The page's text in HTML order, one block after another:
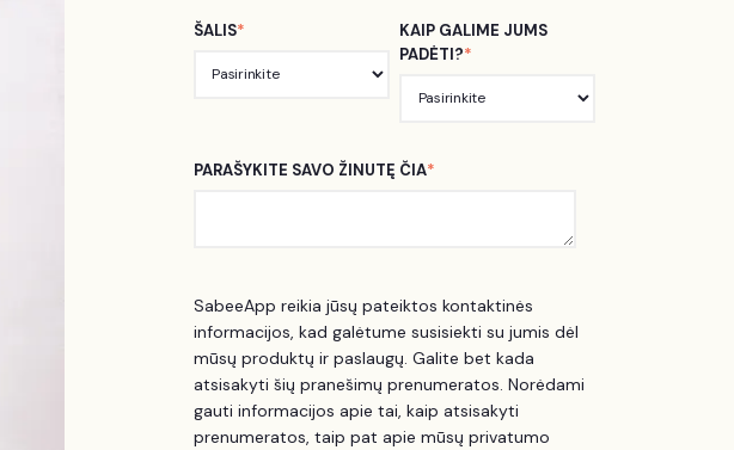
ŠALIS*
KAIP GALIME JUMS
PADĖTI?*
PARAŠYKITE SAVO ŽINUTĘ ČIA*
SabeeApp reikia jūsų pateiktos kontaktinės
informacijos, kad galėtume susisiekti su jumis dėl
mūsų produktų ir paslaugų. Galite bet kada
atsisakyti šių pranešimų prenumeratos. Norėdami
gauti informacijos apie tai, kaip atsisakyti
prenumeratos, taip pat apie mūsų privatumo